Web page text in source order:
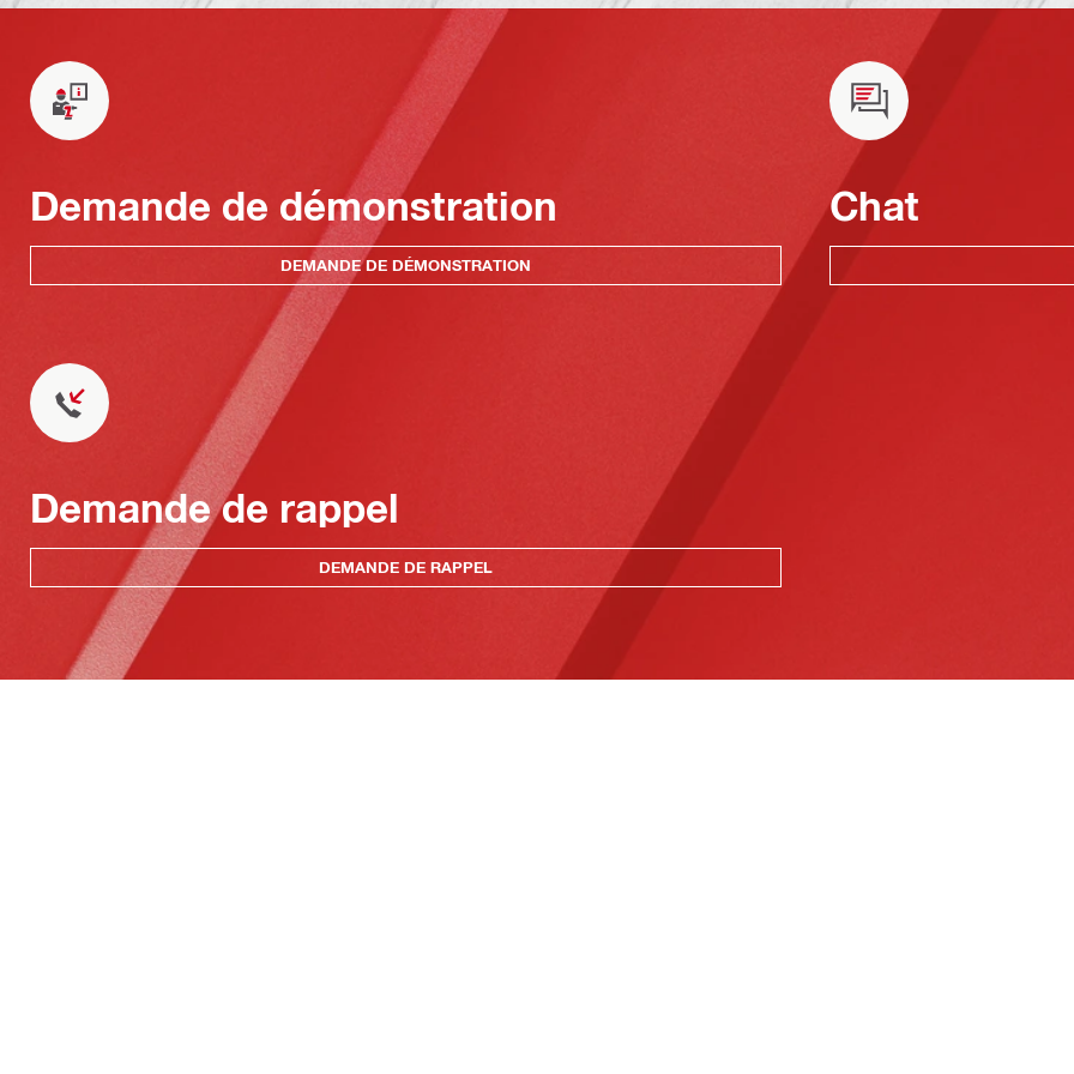
Demande de démonstration
DEMANDE DE DÉMONSTRATION
Chat
Demande de rappel
DEMANDE DE RAPPEL